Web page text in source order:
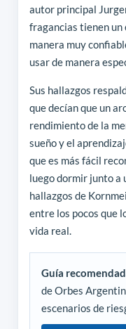
autor principal
fragancias tienen un
manera muy
usar de manera
Sus hallazgos
que decían que un
rendimiento de la
sueño y el
que es más fácil
luego dormir junto a
hallazgos de
entre los pocos que
vida real.
Guía
de Orbes
escenarios de